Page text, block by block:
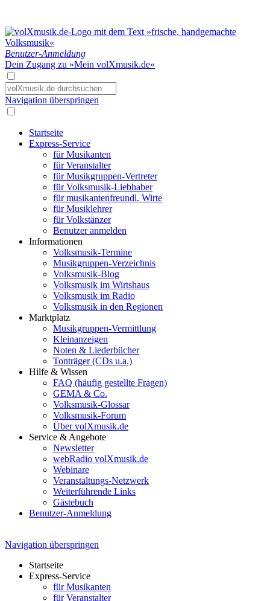
Benutzer-Anmeldung
Dein Zugang zu »Mein volXmusik.de«
Navigation überspringen
Startseite
Express-Service
für Musikanten
für Veranstalter
für Musikgruppen-Vertreter
für Volksmusik-Liebhaber
für musikantenfreundl. Wirte
für Musiklehrer
für Volkstänzer
Benutzer anmelden
Informationen
Volksmusik-Termine
Musikgruppen-Verzeichnis
Volksmusik-Blog
Volksmusik im Wirtshaus
Volksmusik im Radio
Volksmusik in den Regionen
Marktplatz
Musikgruppen-Vermittlung
Kleinanzeigen
Noten & Liederbücher
Tonträger (CDs u.a.)
Hilfe & Wissen
FAQ (häufig gestellte Fragen)
GEMA & Co.
Volksmusik-Glossar
Volksmusik-Forum
Über volXmusik.de
Service & Angebote
Newsletter
webRadio volXmusik.de
Webinare
Veranstaltungs-Netzwerk
Weiterführende Links
Gästebuch
Benutzer-Anmeldung
Navigation überspringen
Startseite
Express-Service
für Musikanten
für Veranstalter